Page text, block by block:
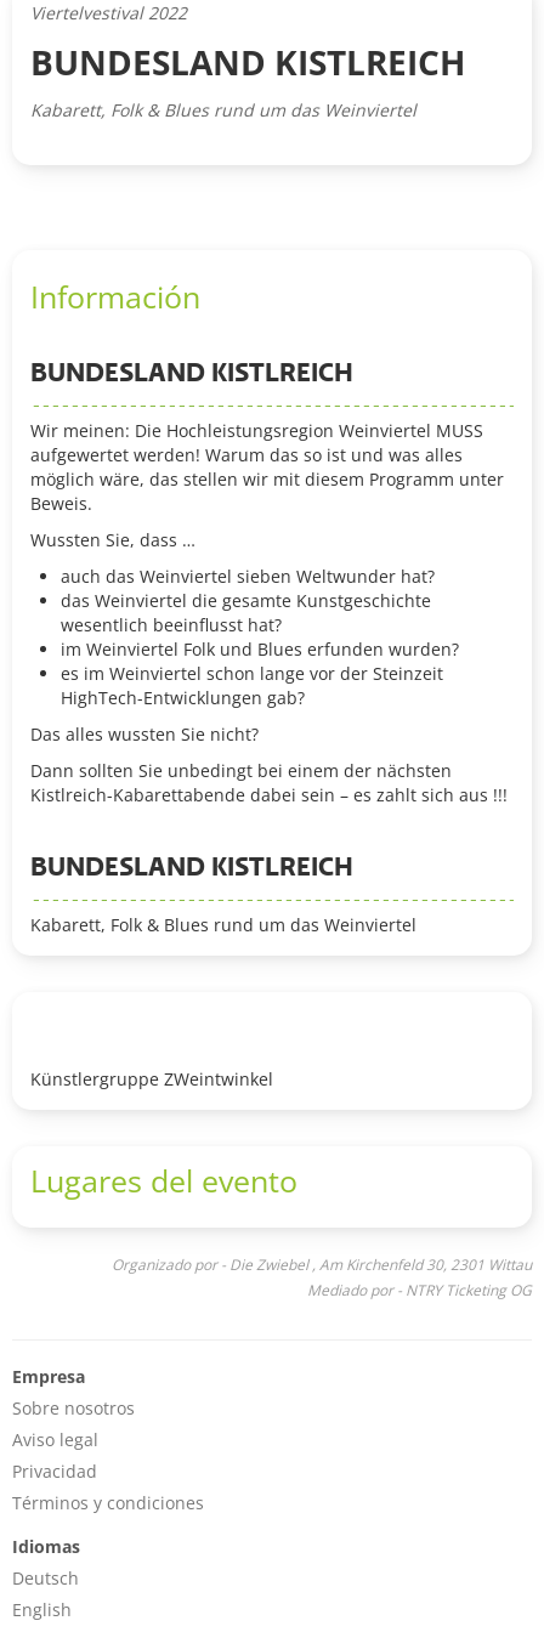
Viertelvestival 2022
BUNDESLAND KISTLREICH
Kabarett, Folk & Blues rund um das Weinviertel
Información
BUNDESLAND KISTLREICH
Wir meinen: Die Hochleistungsregion Weinviertel MUSS
aufgewertet werden! Warum das so ist und was alles
möglich wäre, das stellen wir mit diesem Programm unter
Beweis.
Wussten Sie, dass …
auch das Weinviertel sieben Weltwunder hat?
das Weinviertel die gesamte Kunstgeschichte
wesentlich beeinflusst hat?
im Weinviertel Folk und Blues erfunden wurden?
es im Weinviertel schon lange vor der Steinzeit
HighTech-Entwicklungen gab?
Das alles wussten Sie nicht?
Dann sollten Sie unbedingt bei einem der nächsten
Kistlreich-Kabarettabende dabei sein – es zahlt sich aus !!!
BUNDESLAND KISTLREICH
Kabarett, Folk & Blues rund um das Weinviertel
Künstlergruppe ZWeintwinkel
Lugares del evento
Organizado por - Die Zwiebel , Am Kirchenfeld 30, 2301 Wittau
Mediado por - NTRY Ticketing OG
Empresa
Sobre nosotros
Aviso legal
Privacidad
Términos y condiciones
Idiomas
Deutsch
English